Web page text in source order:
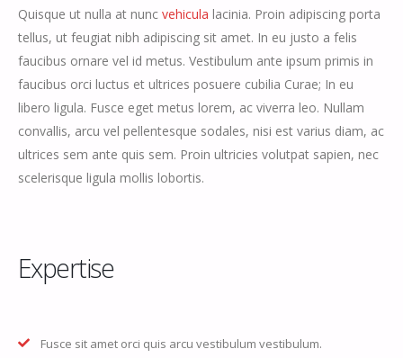
Quisque ut nulla at nunc vehicula lacinia. Proin adipiscing porta
tellus, ut feugiat nibh adipiscing sit amet. In eu justo a felis
faucibus ornare vel id metus. Vestibulum ante ipsum primis in
faucibus orci luctus et ultrices posuere cubilia Curae; In eu
libero ligula. Fusce eget metus lorem, ac viverra leo. Nullam
convallis, arcu vel pellentesque sodales, nisi est varius diam, ac
ultrices sem ante quis sem. Proin ultricies volutpat sapien, nec
scelerisque ligula mollis lobortis.
Expertise
Fusce sit amet orci quis arcu vestibulum vestibulum.